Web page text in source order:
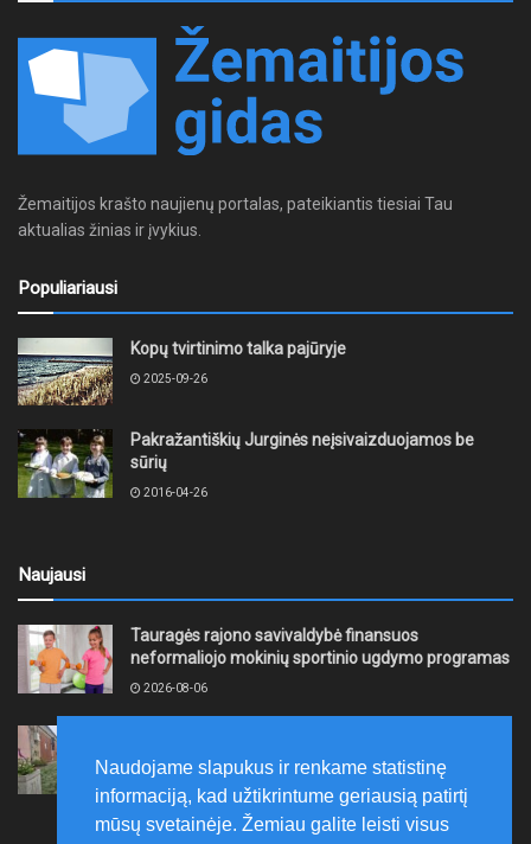
Žemaitijos krašto naujienų portalas, pateikiantis tiesiai Tau
aktualias žinias ir įvykius.
Populiariausi
Kopų tvirtinimo talka pajūryje
2025-09-26
Pakražantiškių Jurginės neįsivaizduojamos be
sūrių
2016-04-26
Naujausi
Tauragės rajono savivaldybė finansuos
neformaliojo mokinių sportinio ugdymo programas
2026-08-06
kupina savaitė
2026-08-05
Naudojame slapukus ir renkame statistinę
informaciją, kad užtikrintume geriausią patirtį
mūsų svetainėje. Žemiau galite leisti visus